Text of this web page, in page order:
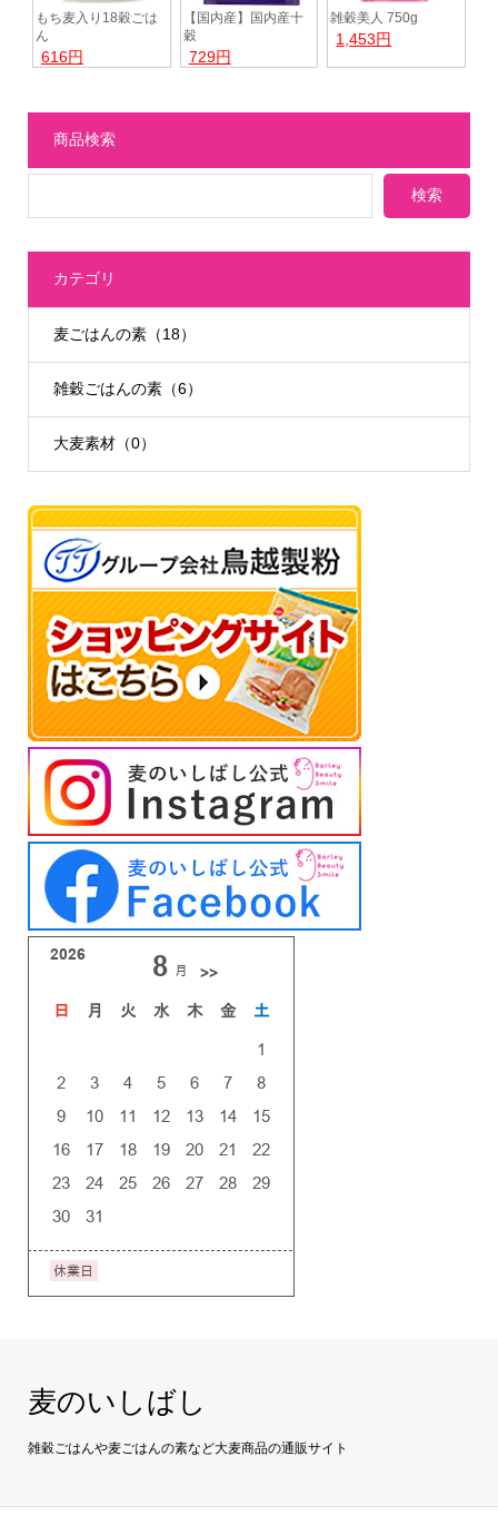
もち麦入り18穀ごは
ん
616円
【国内産】国内産十
穀
729円
雑穀美人 750g
1,453円
商品検索
カテゴリ
麦ごはんの素（18）
雑穀ごはんの素（6）
大麦素材（0）
麦のいしばし
雑穀ごはんや麦ごはんの素など大麦商品の通販サイト